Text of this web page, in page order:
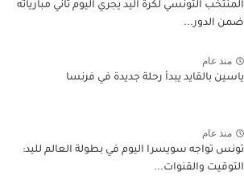
المنتخب التونسي لكرة اليد يجري اليوم ثاني مبارياته
ضمن الدور...
منذ عام
ياسين بالقايد يبدأ رحلة جديدة في فرنسا
منذ عام
تونس تواجه سويسرا اليوم في بطولة العالم لليد:
التوقيت والقنوات...